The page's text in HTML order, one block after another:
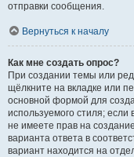
отправки сообщения.
Вернуться к началу
Как мне создать опрос?
При создании темы или
щёлкните на вкладке или
основной формой для
используемого стиля;
не имеете прав на
варианта ответа в
вариант находится на